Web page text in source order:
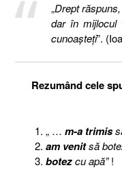
„Drept
dar în mijlocul
cunoaşteţi”.
Rezumând cele
„ … m-a trimis
am venitsă
botezcu apă”!